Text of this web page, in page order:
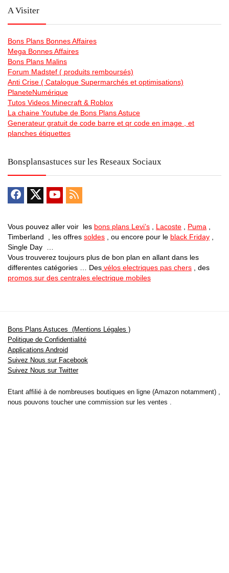
A Visiter
Bons Plans Bonnes Affaires
Mega Bonnes Affaires
Bons Plans Malins
Forum Madstef ( produits remboursés)
Anti Crise ( Catalogue Supermarchés et optimisations)
PlaneteNumérique
Tutos Videos Minecraft & Roblox
La chaine Youtube de Bons Plans Astuce
Generateur gratuit de code barre et qr code en image , et
planches étiquettes
Bonsplansastuces sur les Reseaux Sociaux
Vous pouvez aller voir les bons plans Levi’s Lacoste Puma
Timberland , les offres soldes , ou encore pour le black Friday
Single Day …
Vous trouverez toujours plus de bon plan en allant dans les
differentes catégories … Des vélos electriques pas chers , des
promos sur des centrales electrique mobiles
Bons Plans Astuces (Mentions Légales )
Politique de Confidentialité
Applications Android
Suivez Nous sur Facebook
Suivez Nous sur Twitter
Etant affilié à de nombreuses boutiques en ligne (Amazon notamment) ,
nous pouvons toucher une commission sur les ventes .